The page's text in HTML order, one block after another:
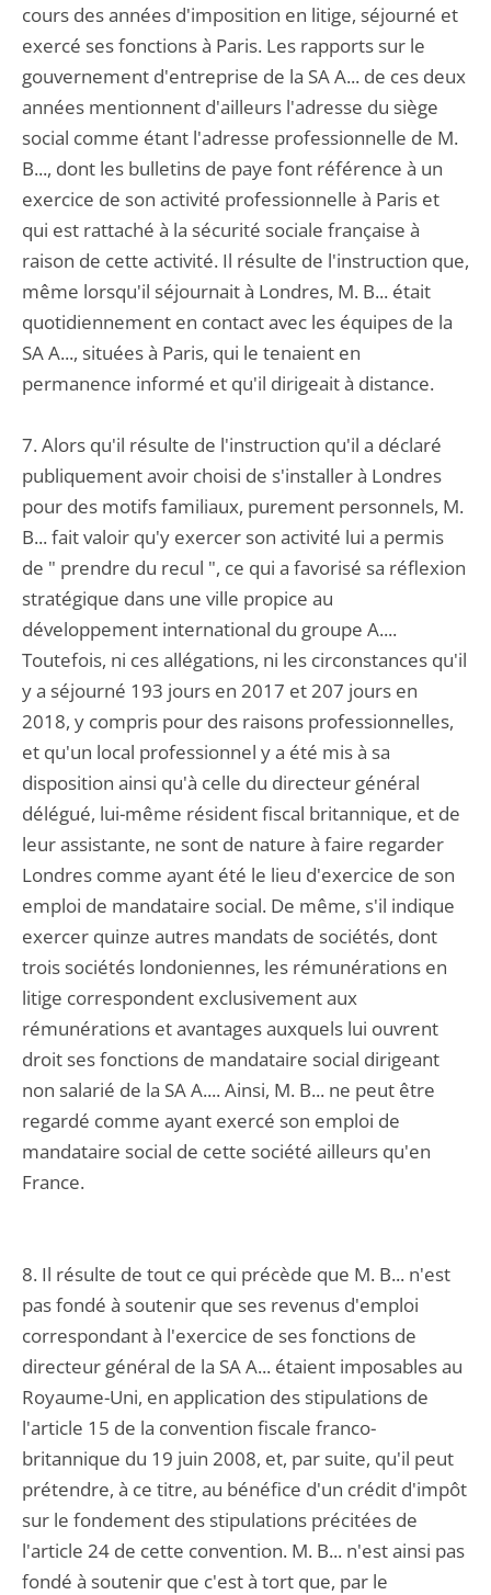
cours des années d'imposition en litige, séjourné et
exercé ses fonctions à Paris. Les rapports sur le
gouvernement d'entreprise de la SA A... de ces deux
années mentionnent d'ailleurs l'adresse du siège
social comme étant l'adresse professionnelle de M.
B..., dont les bulletins de paye font référence à un
exercice de son activité professionnelle à Paris et
qui est rattaché à la sécurité sociale française à
raison de cette activité. Il résulte de l'instruction que,
même lorsqu'il séjournait à Londres, M. B... était
quotidiennement en contact avec les équipes de la
SA A..., situées à Paris, qui le tenaient en
permanence informé et qu'il dirigeait à distance.
7. Alors qu'il résulte de l'instruction qu'il a déclaré
publiquement avoir choisi de s'installer à Londres
pour des motifs familiaux, purement personnels, M.
B... fait valoir qu'y exercer son activité lui a permis
de " prendre du recul ", ce qui a favorisé sa réflexion
stratégique dans une ville propice au
développement international du groupe A....
Toutefois, ni ces allégations, ni les circonstances qu'il
y a séjourné 193 jours en 2017 et 207 jours en
2018, y compris pour des raisons professionnelles,
et qu'un local professionnel y a été mis à sa
disposition ainsi qu'à celle du directeur général
délégué, lui-même résident fiscal britannique, et de
leur assistante, ne sont de nature à faire regarder
Londres comme ayant été le lieu d'exercice de son
emploi de mandataire social. De même, s'il indique
exercer quinze autres mandats de sociétés, dont
trois sociétés londoniennes, les rémunérations en
litige correspondent exclusivement aux
rémunérations et avantages auxquels lui ouvrent
droit ses fonctions de mandataire social dirigeant
non salarié de la SA A.... Ainsi, M. B... ne peut être
regardé comme ayant exercé son emploi de
mandataire social de cette société ailleurs qu'en
France.
8. Il résulte de tout ce qui précède que M. B... n'est
pas fondé à soutenir que ses revenus d'emploi
correspondant à l'exercice de ses fonctions de
directeur général de la SA A... étaient imposables au
Royaume-Uni, en application des stipulations de
l'article 15 de la convention fiscale franco-
britannique du 19 juin 2008, et, par suite, qu'il peut
prétendre, à ce titre, au bénéfice d'un crédit d'impôt
sur le fondement des stipulations précitées de
l'article 24 de cette convention. M. B... n'est ainsi pas
fondé à soutenir que c'est à tort que, par le